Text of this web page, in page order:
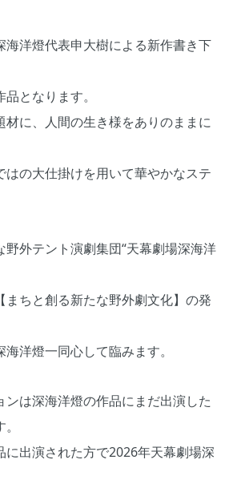
海洋燈代表申大樹による新作書き下
となります。
材に、人間の生き様をありのままに
はの大仕掛けを用いて華やかなステ
外テント演劇集団“天幕劇場深海洋
まちと創る新たな野外劇文化】の発
洋燈一同心して臨みます。
ンは深海洋燈の作品にまだ出演した
に出演された方で2026年天幕劇場深